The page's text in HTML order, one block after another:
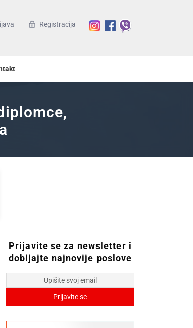
Registracija
Prijavite se za newsletter i
dobijajte najnovije poslove